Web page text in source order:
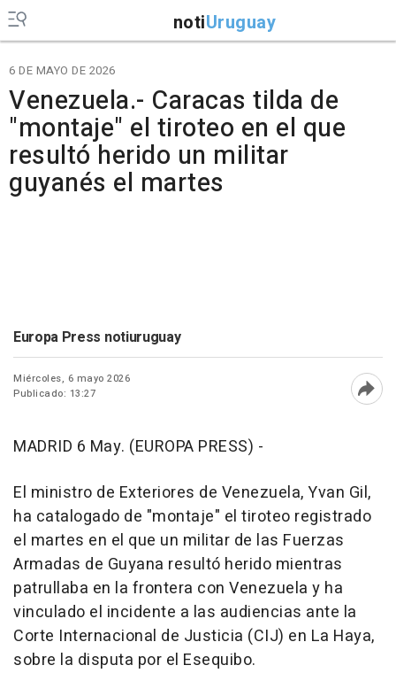
notiUruguay
6 DE MAYO DE 2026
Venezuela.- Caracas tilda de
"montaje" el tiroteo en el que
resultó herido un militar
guyanés el martes
Europa Press notiuruguay
Miércoles, 6 mayo 2026
Publicado: 13:27
MADRID 6 May. (EUROPA PRESS) -
El ministro de Exteriores de Venezuela, Yvan Gil,
ha catalogado de "montaje" el tiroteo registrado
el martes en el que un militar de las Fuerzas
Armadas de Guyana resultó herido mientras
patrullaba en la frontera con Venezuela y ha
vinculado el incidente a las audiencias ante la
Corte Internacional de Justicia (CIJ) en La Haya,
sobre la disputa por el Esequibo.